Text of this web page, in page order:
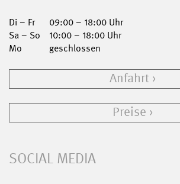
Di – Fr
09:00 – 18:00 Uhr
Sa – So
10:00 – 18:00 Uhr
Mo
geschlossen
Anfahrt
Preise
SOCIAL MEDIA